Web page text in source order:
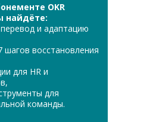
OKR
найдёте:
и адаптацию
восстановления
для HR и
для
команды.